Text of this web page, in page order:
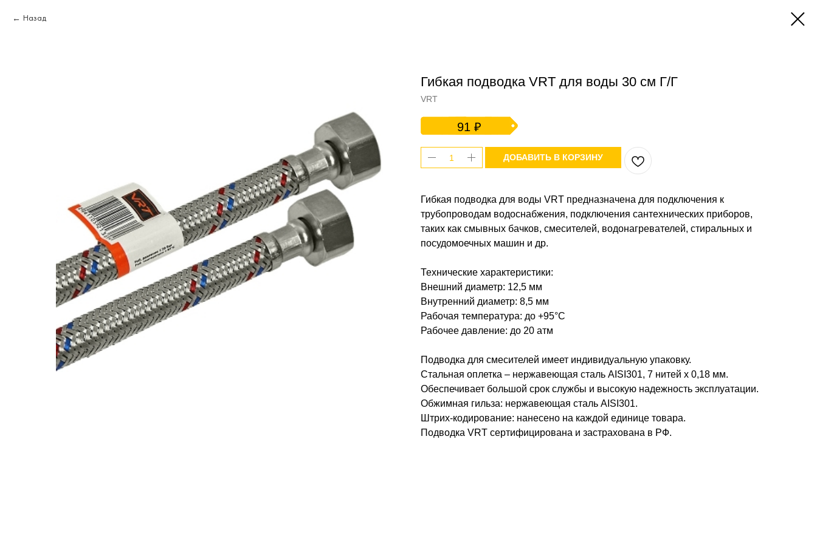
Назад
Гибкая подводка VRT для воды 30 см Г/Г
VRT
91 ₽
ДОБАВИТЬ В КОРЗИНУ
Гибкая подводка для воды VRT предназначена для подключения к
трубопроводам водоснабжения, подключения сантехнических приборов,
таких как смывных бачков, смесителей, водонагревателей, стиральных и
посудомоечных машин и др.
Технические характеристики:
Внешний диаметр: 12,5 мм
Внутренний диаметр: 8,5 мм
Рабочая температура: до +95°С
Рабочее давление: до 20 атм
Подводка для смесителей имеет индивидуальную упаковку.
Стальная оплетка – нержавеющая сталь AISI301, 7 нитей х 0,18 мм.
Обеспечивает большой срок службы и высокую надежность эксплуатации.
Обжимная гильза: нержавеющая сталь AISI301.
Штрих-кодирование: нанесено на каждой единице товара.
Подводка VRT сертифицирована и застрахована в РФ.